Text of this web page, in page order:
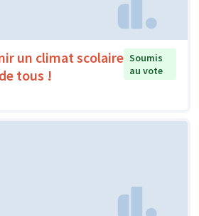
un climat scolaire
tous !
Soumis
au vote